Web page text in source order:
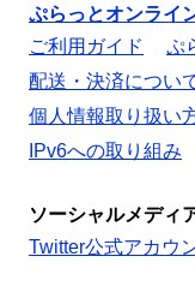
ぷらっとオンライ
ご利用ガイド
ぷ
配送・決済につい
個人情報取り扱い
IPv6への取り組み
ソーシャルメディ
Twitter公式アカウ